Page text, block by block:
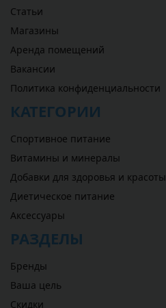
Статьи
Магазины
Аренда помещений
Вакансии
Политика конфиденциальности
КАТЕГОРИИ
Спортивное питание
Витамины и минералы
Добавки для здоровья и красоты
Диетическое питание
Аксессуары
РАЗДЕЛЫ
Бренды
Ваша цель
Скидки